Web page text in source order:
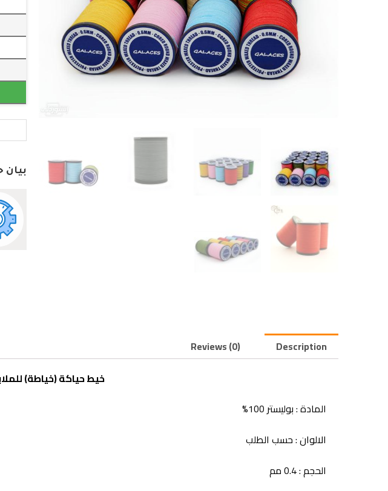
خامة
بيان
Description
Reviews (0)
خيط حياكة (خياطة)
المادة : بوليستر 100%
الالوان : حسب الطلب
الحجم : 0.4 مم